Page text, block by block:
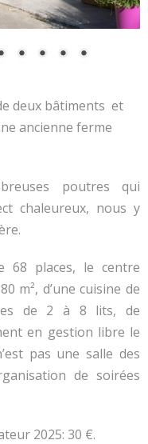
deux bâtiments et
ancienne ferme
poutres qui
chaleureux, nous y
68 places, le centre
m², d’une cuisine de
de 2 à 8 lits, de
en gestion libre le
pas une salle des
de soirées
2025: 30 €.